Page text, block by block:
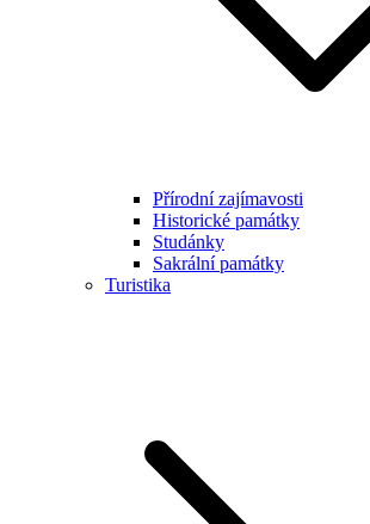
Přírodní zajímavosti
Historické památky
Studánky
Sakrální památky
Turistika